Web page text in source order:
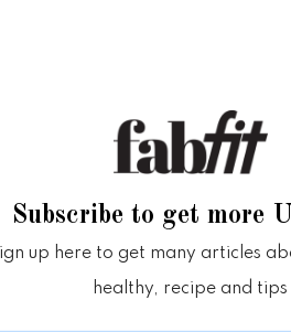
perlu menggunakan
kontraksi otot dan itulah
berat dan sangat
Subscribe to get more
up here to get many articles
healthy, recipe and tips